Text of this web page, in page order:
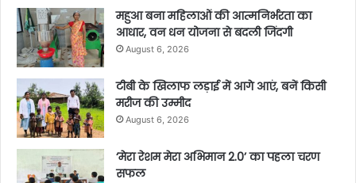
महुआ बना महिलाओं की आत्मनिर्भरता का
आधार, वन धन योजना से बदली जिंदगी
August 6, 2026
टीबी के खिलाफ लड़ाई में आगे आएं, बनें किसी
मरीज की उम्मीद
August 6, 2026
‘मेरा रेशम मेरा अभिमान 2.0’ का पहला चरण
सफल